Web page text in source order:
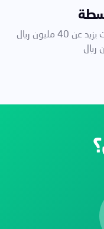
عدد الموظفين (50-249) وحجم مبيعات يزيد عن 40 مليون ريال